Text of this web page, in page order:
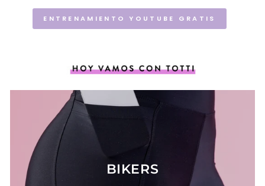
ENTRENAMIENTO YOUTUBE GRATIS
BIKERS